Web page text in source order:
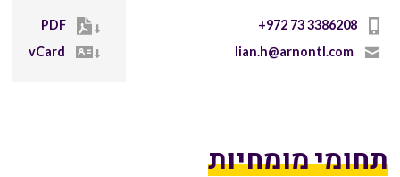
+972 73 3386208
lian.h@arnontl.com
PDF
vCard
תחומי מומחיות